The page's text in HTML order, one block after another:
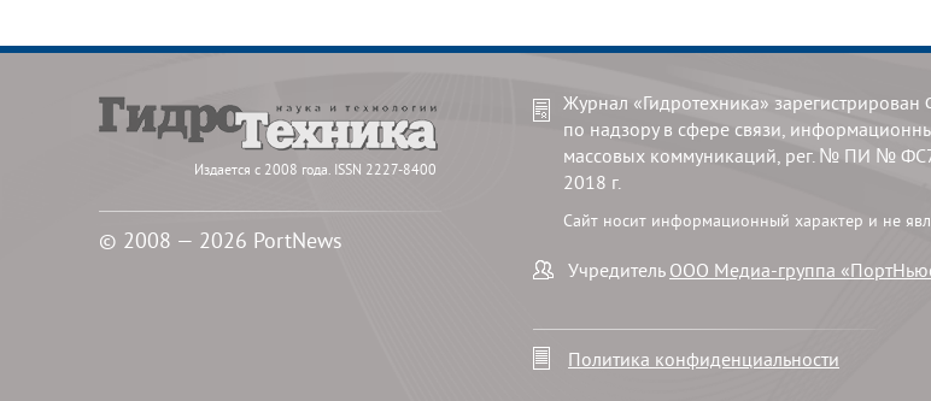
Издается с 2008 года. ISSN 2227-8400
© 2008 — 2026 PortNews
Журнал «Гидротехника»
по надзору в сфере связи,
массовых коммуникаций, рег. № ПИ №
2018 г.
Сайт носит информационный характер и не
Учредитель ООО Медиа-группа
Политика конфиденциальности